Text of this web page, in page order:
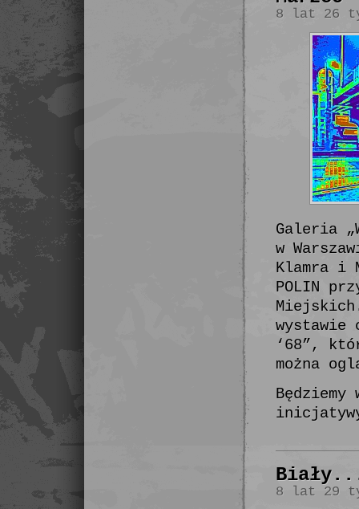
8 lat 26
Galeria
w
Klamra i
POLIN
wystawie
‘68”,
można
8 lat 29